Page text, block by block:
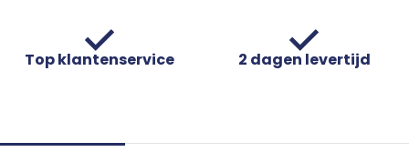
Top klantenservice 2 dagen levertijd